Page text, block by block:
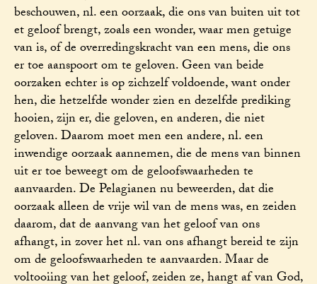
beschouwen, nl. een oorzaak, die ons van buiten uit tot
et geloof brengt, zoals een wonder, waar men getuige
van is, of de overredingskracht van een mens, die ons
er toe aanspoort om te geloven. Geen van beide
oorzaken echter is op zichzelf voldoende, want onder
hen, die hetzelfde wonder zien en dezelfde prediking
hooien, zijn er, die geloven, en anderen, die niet
geloven. Daarom moet men een andere, nl. een
inwendige oorzaak aannemen, die de mens van binnen
uit er toe beweegt om de geloofswaarheden te
aanvaarden. De Pelagianen nu beweerden, dat die
oorzaak alleen de vrije wil van de mens was, en zeiden
daarom, dat de aanvang van het geloof van ons
afhangt, in zover het nl. van ons afhangt bereid te zijn
om de geloofswaarheden te aanvaarden. Maar de
voltooiing van het geloof, zeiden ze, hangt af van God,